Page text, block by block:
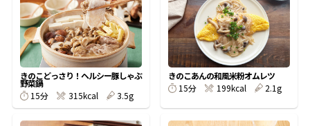
旨さ、別格。だし屋の鍋 韓福善シリーズ
汁物レシピ
時短レシピ
おいしいレシピを商品から探す
かつお節・だしをもっと知る
ヤマキ かつお節プラス®
かつお節・だしを楽しむ
- ヤマキ かつお節プラス®
採用情報
- ジョブリターン制
コミュニティサイト
Global
きのこどっさり！ヘルシー豚しゃぶ
野菜鍋
15分
315kcal 3.5g
きのこあんの和風米粉オムレツ
15分
199kcal 2.1g